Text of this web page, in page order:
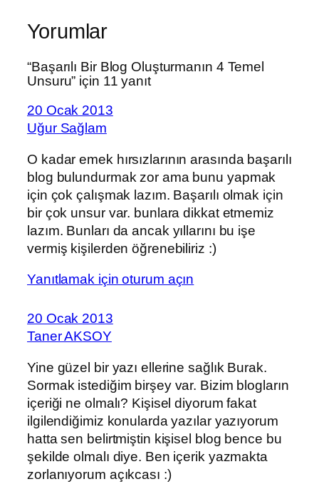
Yorumlar
“Başarılı Bir Blog Oluşturmanın 4 Temel
Unsuru” için 11 yanıt
20 Ocak 2013
Uğur Sağlam
O kadar emek hırsızlarının arasında başarılı
blog bulundurmak zor ama bunu yapmak
için çok çalışmak lazım. Başarılı olmak için
bir çok unsur var. bunlara dikkat etmemiz
lazım. Bunları da ancak yıllarını bu işe
vermiş kişilerden öğrenebiliriz :)
Yanıtlamak için oturum açın
20 Ocak 2013
Taner AKSOY
Yine güzel bir yazı ellerine sağlık Burak.
Sormak istediğim birşey var. Bizim blogların
içeriği ne olmalı? Kişisel diyorum fakat
ilgilendiğimiz konularda yazılar yazıyorum
hatta sen belirtmiştin kişisel blog bence bu
şekilde olmalı diye. Ben içerik yazmakta
zorlanıyorum açıkcası :)